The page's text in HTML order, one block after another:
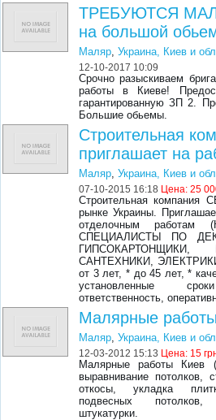
ТРЕБУЮТСЯ
на большой
Маляр,Украина, Киев и
12-10-2017 10:09
Срочно разыскиваем
работы в Киеве!
гарантированную ЗП 2.
Большие обьемы.
Строительная
приглашает на
Маляр,Украина, Киев и
07-10-2015 16:18 Цена:25
Строительная компания
рынке Украины.
отделочным
СПЕЦИАЛИСТЫ ПО
САНТЕХНИКИ,
от 3 лет, * до 45 лет, *
установленные
ответственность,
Малярные
Маляр,Украина, Киев и
12-03-2012 15:13 Цена: 15
Малярные работы Киев
выравнивание потолков,
откосы, укладка
подвесных потолков,
штукатурки.